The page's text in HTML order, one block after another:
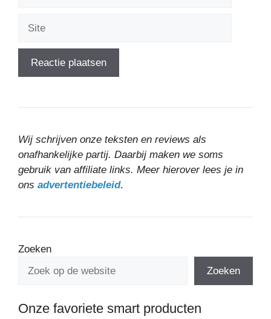
Wij schrijven onze teksten en reviews als
onafhankelijke partij. Daarbij maken we soms
gebruik van affiliate links. Meer hierover lees je in
ons advertentiebeleid.
Zoeken
Zoeken
Onze favoriete smart producten